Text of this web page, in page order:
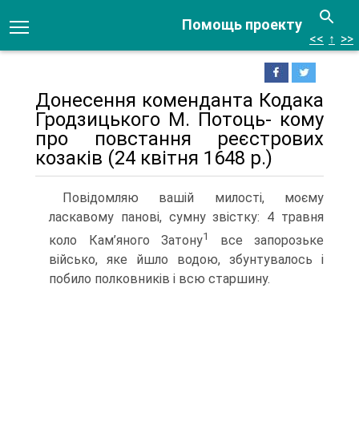
Помощь проекту
<< ↑ >>
Донесення коменданта Кодака
Гродзицького М. Потоць- кому
про повстання реєстрових
козаків (24 квітня 1648 р.)
Повідомляю вашій милості, моєму
ласкавому панові, сумну звістку: 4 травня
коло Кам’яного Затону1
все запорозьке
військо, яке йшло водою, збунтувалось і
побило полковників і всю старшину.